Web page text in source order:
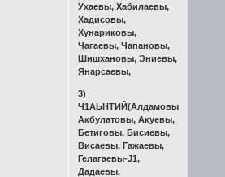
Ухаевы, Хабилаевы,
Хадисовы,
Хунариковы,
Чагаевы, Чапановы,
Шишхановы, Эниевы,
Янарсаевы,
3)
Ч1АЬНТИЙ(Алдамовы,
Акбулатовы, Акуевы,
Бетиговы, Бисиевы,
Висаевы, Гажаевы,
Гелагаевы-J1,
Дадаевы,